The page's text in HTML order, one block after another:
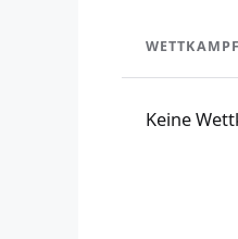
WETTKAMPF
Keine